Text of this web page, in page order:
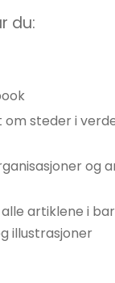
du:
steder i
og
artiklene i
illustrasjoner